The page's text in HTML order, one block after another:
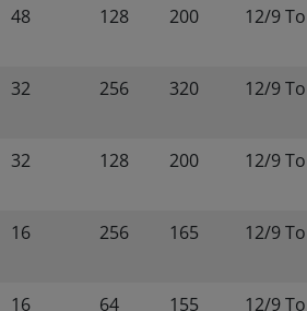
48 128 200 12/9 To
32 256 320 12/9 To
32 128 200 12/9 To
16 256 165 12/9 To
16 64 155 12/9 To